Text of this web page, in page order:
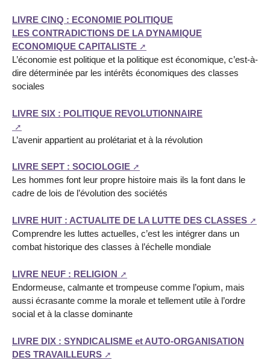
LIVRE CINQ : ECONOMIE POLITIQUE
LES CONTRADICTIONS DE LA DYNAMIQUE
ECONOMIQUE CAPITALISTE
L’économie est politique et la politique est économique, c’est-à-
dire déterminée par les intérêts économiques des classes
sociales
LIVRE SIX : POLITIQUE REVOLUTIONNAIRE
L’avenir appartient au prolétariat et à la révolution
LIVRE SEPT : SOCIOLOGIE
Les hommes font leur propre histoire mais ils la font dans le
cadre de lois de l’évolution des sociétés
LIVRE HUIT : ACTUALITE DE LA LUTTE DES CLASSES
Comprendre les luttes actuelles, c’est les intégrer dans un
combat historique des classes à l’échelle mondiale
LIVRE NEUF : RELIGION
Endormeuse, calmante et trompeuse comme l’opium, mais
aussi écrasante comme la morale et tellement utile à l’ordre
social et à la classe dominante
LIVRE DIX : SYNDICALISME et AUTO-ORGANISATION
DES TRAVAILLEURS